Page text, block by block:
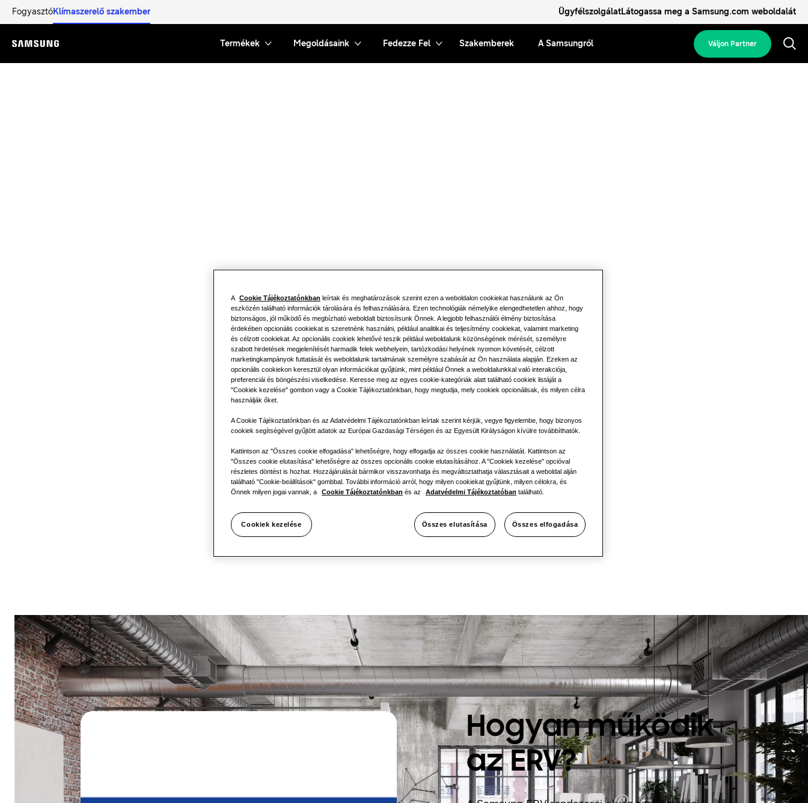
FogyasztóKlímaszerelő szakember ÜgyfélszolgálatLátogassa meg a Samsung.com weboldalát
Menu
Termékek Megoldásaink Fedezze Fel Szakemberek A Samsungról Váljon Partner
ERV: szellőztetés
vállalkozása helyiségei
számára
Hogyan működik
az ERV?
A Cookie Tájékoztatónkban leírtak és meghatározások szerint ezen a weboldalon cookiekat használunk az Ön
eszközén található információk tárolására és felhasználására. Ezen technológiák némelyike elengedhetetlen ahhoz, hogy
biztonságos, jól működő és megbízható weboldalt biztosítsunk Önnek. A legjobb felhasználói élmény biztosítása
érdekében opcionális cookiekat is szeretnénk használni, például analitikai és teljesítmény cookiekat, valamint marketing
és célzott cookiekat. Az opcionális cookiek lehetővé teszik például weboldalunk közönségének mérését, személyre
szabott hirdetések megjelenítését harmadik felek webhelyein, tartózkodási helyének nyomon követését, célzott
marketingkampányok futtatását és weboldalunk tartalmának személyre szabását az Ön használata alapján. Ezeken az
opcionális cookiekon keresztül olyan információkat gyűjtünk, mint például Önnek a weboldalunkkal való interakciója,
preferenciái és böngészési viselkedése. Keresse meg az egyes cookie-kategóriák alatt található cookiek listáját a
"Cookiek kezelése" gombon vagy a Cookie Tájékoztatónkban, hogy megtudja, mely cookiek opcionálisak, és milyen célra
használják őket.
A Cookie Tájékoztatónkban és az Adatvédelmi Tájékoztatónkban leírtak szerint kérjük, vegye figyelembe, hogy bizonyos
cookiek segítségével gyűjtött adatok az Európai Gazdasági Térségen és az Egyesült Királyságon kívülre továbbíthatók.
Kattintson az "Összes cookie elfogadása" lehetőségre, hogy elfogadja az összes cookie használatát. Kattintson az
"Összes cookie elutasítása" lehetőségre az összes opcionális cookie elutasításához. A "Cookiek kezelése" opcióval
részletes döntést is hozhat. Hozzájárulását bármikor visszavonhatja és megváltoztathatja választásait a weboldal alján
található "Cookie-beállítások" gombbal. További információ arról, hogy milyen cookiekat gyűjtünk, milyen célokra, és
Önnek milyen jogai vannak, a
Cookie Tájékoztatónkban és az Adatvédelmi Tájékoztatóban található.
Cookiek kezelése Összes elutasítása Összes elfogadása